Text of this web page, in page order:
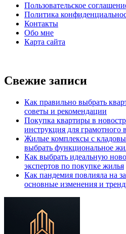
Пользовательское
Политика
Контакты
Обо мне
Карта сайта
Свежие записи
Как правильно выбрать
советы и рекомендации
Покупка квартиры в
инструкция для грамотного
Жилые комплексы с
выбрать функциональное
Как выбрать идеальную
экспертов по покупке жилья
Как пандемия повлияла на
основные изменения и